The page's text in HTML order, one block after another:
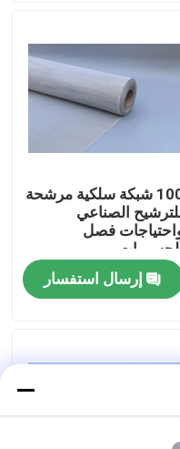
100 شبكة سلكية مرشحة
الصناعي
فصل
إرسال استفسار